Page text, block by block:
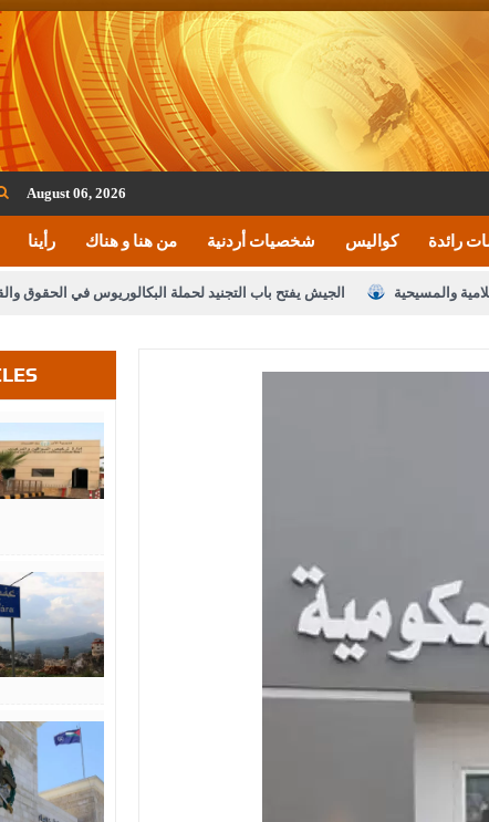
August 06, 2026
رأينا من هنا و هناك شخصيات أردنية كواليس رائدة
الجيش يفتح باب التجنيد لحملة البكالوريوس في الحقوق والمسيحية
الملكية العقارية
رؤساء تحرير الصحف اليومية ويؤكد حرص مجلس النواب على شراكة فاعلة مع
الملك يلتقي مجموعة من رفاق
عارف بيك فريحات.. مبارك وبكم تزهو